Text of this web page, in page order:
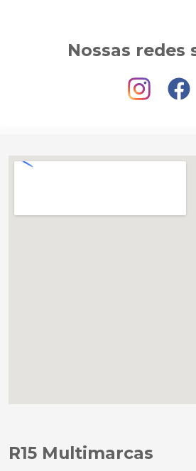
Nossas redes
R15 Multimarcas